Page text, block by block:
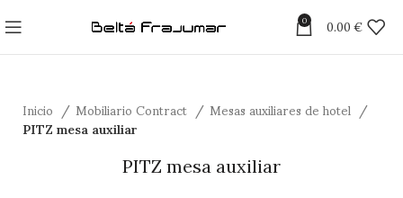
0 0.00 €
Inicio Mobiliario Contract Mesas auxiliares de hotel
PITZ mesa auxiliar
PITZ mesa auxiliar